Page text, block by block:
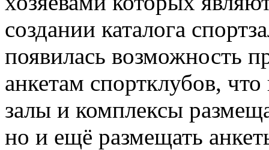
создании каталога
появилась возможность
анкетам спортклубов,
залы и комплексы
но и ещё размещать